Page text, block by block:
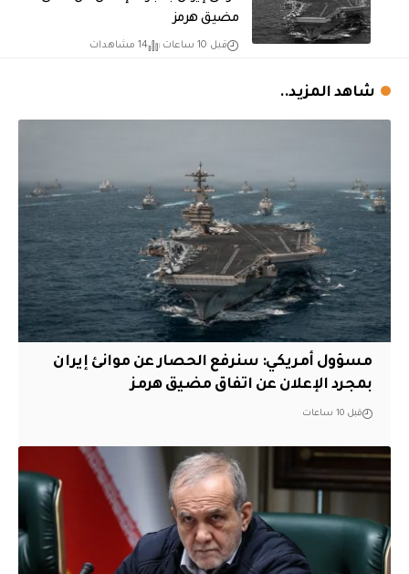
مضيق هرمز
قبل 10 ساعات 14 مشاهدات
شاهد المزيد..
مسؤول أمريكي: سنرفع الحصار عن موانئ إيران
بمجرد الإعلان عن اتفاق مضيق هرمز
قبل 10 ساعات